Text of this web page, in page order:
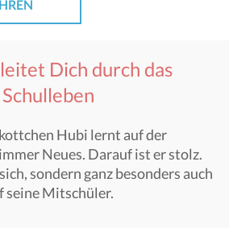
Dich durch das
Schulleben
Hubi lernt auf der
Neues. Darauf ist er stolz.
sondern ganz besonders auch
seine Mitschüler.